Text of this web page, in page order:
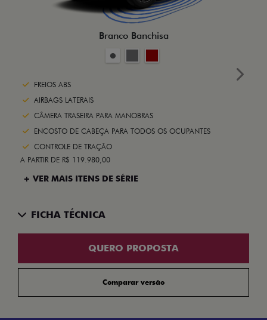
Branco Banchisa
FREIOS ABS
AIRBAGS LATERAIS
CÂMERA TRASEIRA PARA MANOBRAS
ENCOSTO DE CABEÇA PARA TODOS OS OCUPANTES
CONTROLE DE TRAÇÃO
A PARTIR DE R$ 119.980,00
+ VER MAIS ITENS DE SÉRIE
FICHA TÉCNICA
QUERO PROPOSTA
Comparar versão
Next